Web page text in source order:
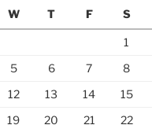
W T F S
1
5 6 7 8
12 13 14 15
19 20 21 22